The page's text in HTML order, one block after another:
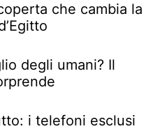
che cambia la
degli umani? Il
i telefoni esclusi